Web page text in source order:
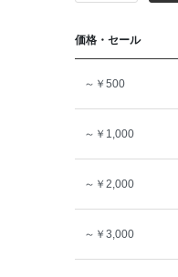
150cm
価格・セール
～￥500
～￥1,000
～￥2,000
～￥3,000